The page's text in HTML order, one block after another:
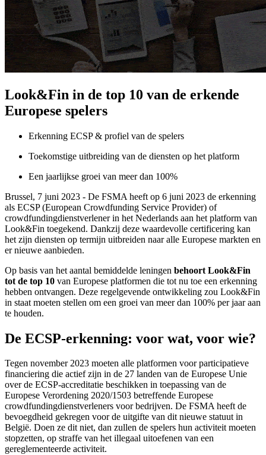
Look&Fin in de top 10 van de erkende
Europese spelers
Erkenning ECSP & profiel van de spelers
Toekomstige uitbreiding van de diensten op het platform
Een jaarlijkse groei van meer dan 100%
Brussel, 7 juni 2023 - De FSMA heeft op 6 juni 2023 de erkenning
als ECSP (European Crowdfunding Service Provider) of
crowdfundingdienstverlener in het Nederlands aan het platform van
Look&Fin toegekend. Dankzij deze waardevolle certificering kan
het zijn diensten op termijn uitbreiden naar alle Europese markten en
er nieuwe aanbieden.
Op basis van het aantal bemiddelde leningen behoort Look&Fin
tot de top 10 van Europese platformen die tot nu toe een erkenning
hebben ontvangen. Deze regelgevende ontwikkeling zou Look&Fin
in staat moeten stellen om een groei van meer dan 100% per jaar aan
te houden.
De ECSP-erkenning: voor wat, voor wie?
Tegen november 2023 moeten alle platformen voor participatieve
financiering die actief zijn in de 27 landen van de Europese Unie
over de ECSP-accreditatie beschikken in toepassing van de
Europese Verordening 2020/1503 betreffende Europese
crowdfundingdienstverleners voor bedrijven. De FSMA heeft de
bevoegdheid gekregen voor de uitgifte van dit nieuwe statuut in
België. Doen ze dit niet, dan zullen de spelers hun activiteit moeten
stopzetten, op straffe van het illegaal uitoefenen van een
gereglementeerde activiteit.